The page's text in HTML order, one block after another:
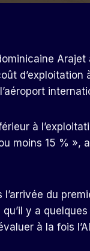
Arajet
à
moins 15 %
du
y a
à la fois